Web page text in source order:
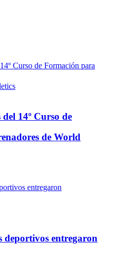
14º Curso de
de World
deportivos entregaron